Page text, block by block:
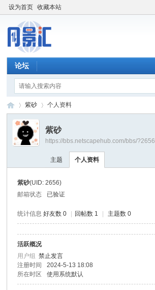
设为首页 收藏本站
论坛
›
紫砂
›
个人资料
紫砂
https://bbs.netscapehub.com/bbs/?2656
主题 个人资料
紫砂(UID: 2656)
邮箱状态
已验证
统计信息 好友数 0 回帖数 1 主题数 0
活跃概况
用户组禁止发言
注册时间
2024-5-13 18:08
所在时区
使用系统默认